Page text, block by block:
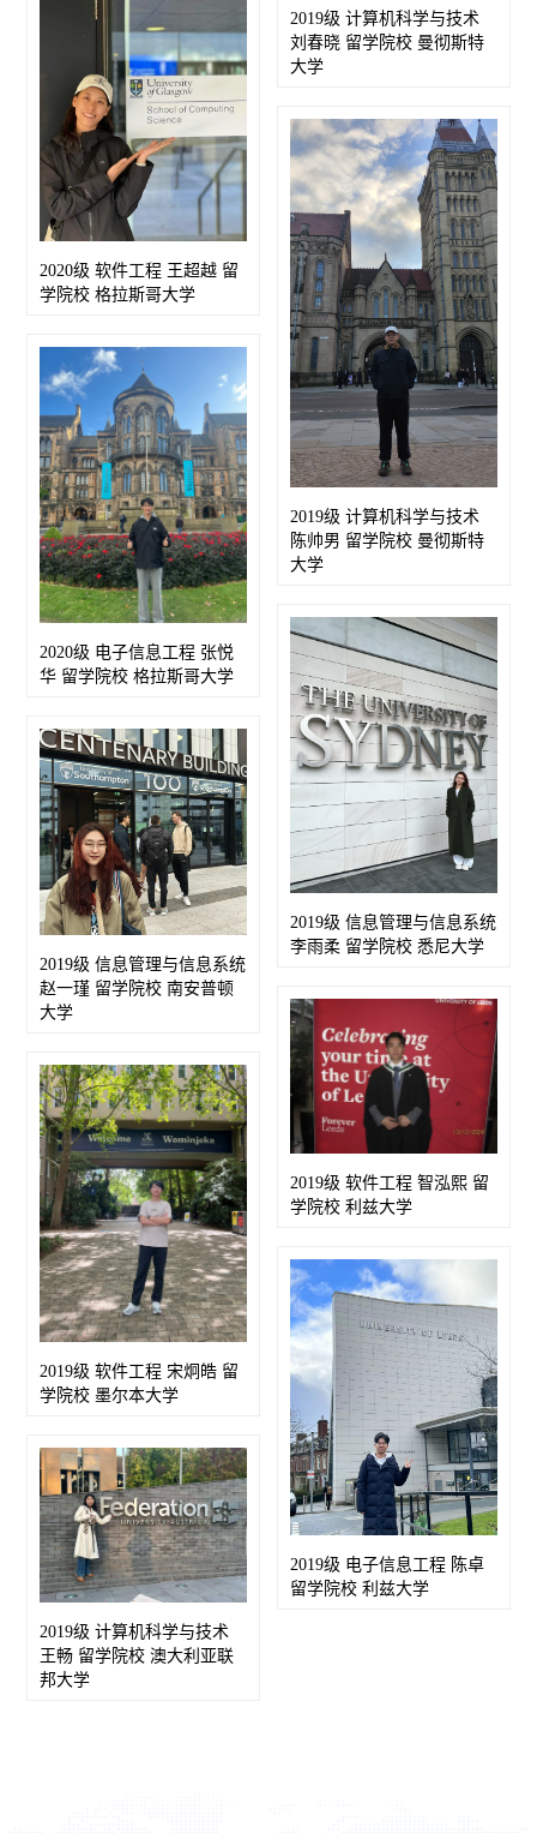
2020级 软件工程 王超越 留
学院校 格拉斯哥大学
2020级 电子信息工程 张悦
华 留学院校 格拉斯哥大学
2019级 信息管理与信息系统
赵一瑾 留学院校 南安普顿
大学
2019级 软件工程 宋炯皓 留
学院校 墨尔本大学
2019级 计算机科学与技术
王畅 留学院校 澳大利亚联
邦大学
2019级 计算机科学与技术
刘春晓 留学院校 曼彻斯特
大学
2019级 计算机科学与技术
陈帅男 留学院校 曼彻斯特
大学
2019级 信息管理与信息系统
李雨柔 留学院校 悉尼大学
2019级 软件工程 智泓熙 留
学院校 利兹大学
2019级 电子信息工程 陈卓
留学院校 利兹大学